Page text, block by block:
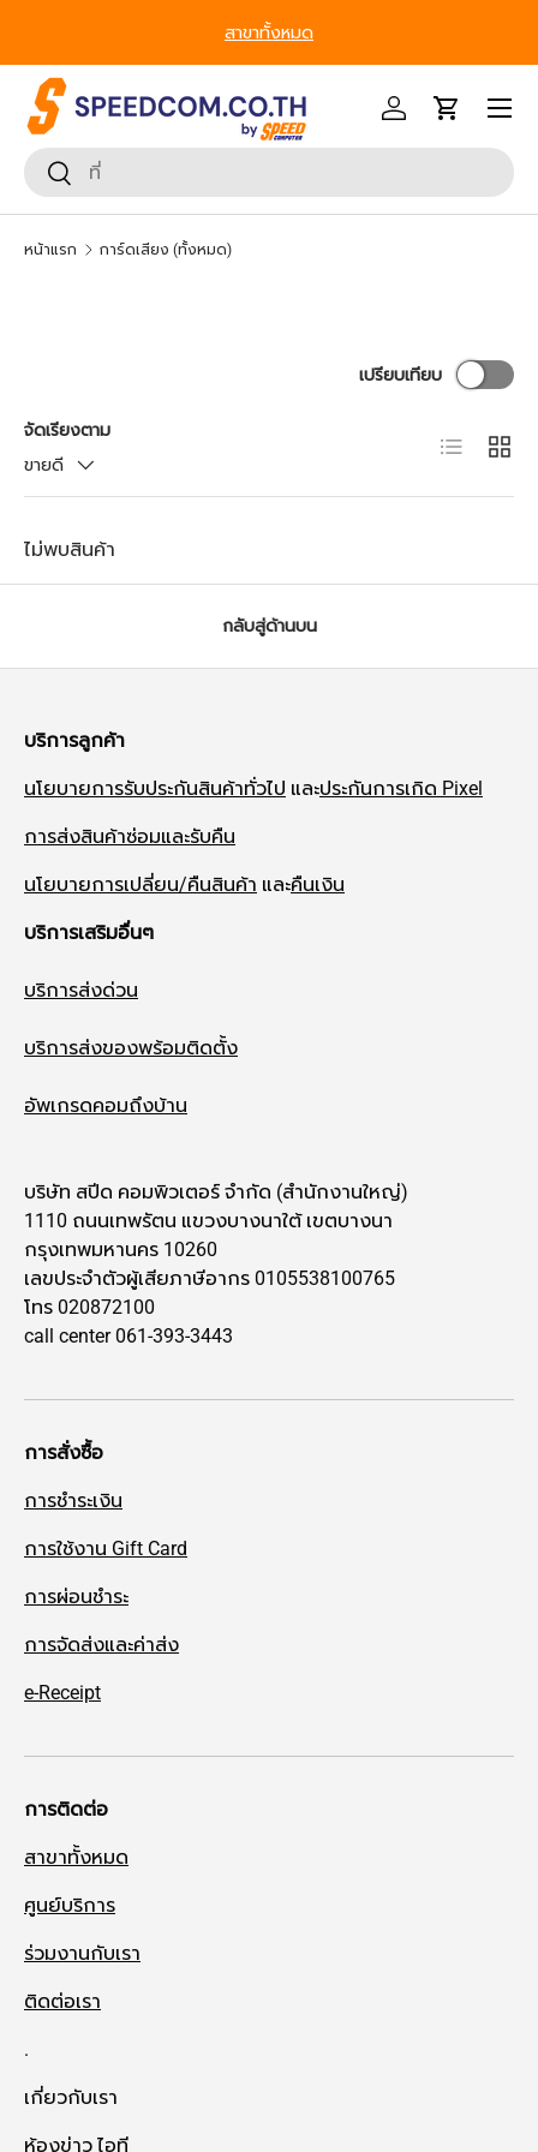
สาขาทั้งหมด
ค้นหา
ยืนยันการค้นหา
เข้าสู่ระบบรถเข็น
หน้าเมนู
หน้าแรก การ์ดเสียง (ทั้งหมด)
จัดเรียงตาม
ขายดี
เปรียบเทียบ
มุมมองราย
ตาราง
ไม่พบสินค้า
กลับสู่ด้านบน
บริการลูกค้า
นโยบายการรับประกันสินค้าทั่วไป และประกันการเกิด Pixel
การส่งสินค้าซ่อมและรับคืน
นโยบายการเปลี่ยน/คืนสินค้า และคืนเงิน
บริการเสริมอื่นๆ
บริการส่งด่วน
บริการส่งของพร้อมติดตั้ง
อัพเกรดคอมถึงบ้าน
บริษัท สปีด คอมพิวเตอร์ จำกัด (สำนักงานใหญ่)
1110 ถนนเทพรัตน แขวงบางนาใต้ เขตบางนา
กรุงเทพมหานคร 10260
เลขประจำตัวผู้เสียภาษีอากร 0105538100765
โทร 020872100
call center 061-393-3443
การสั่งซื้อ
การชำระเงิน
การใช้งาน Gift Card
การผ่อนชำระ
การจัดส่งและค่าส่ง
e-Receipt
การติดต่อ
สาขาทั้งหมด
ศูนย์บริการ
ร่วมงานกับเรา
ติดต่อเรา
.
เกี่ยวกับเรา
ห้องข่าว ไอที